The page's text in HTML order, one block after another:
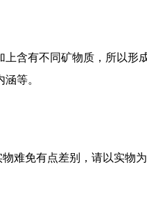
含有不同矿物质，所以形
等。
难免有点差别，请以实物为